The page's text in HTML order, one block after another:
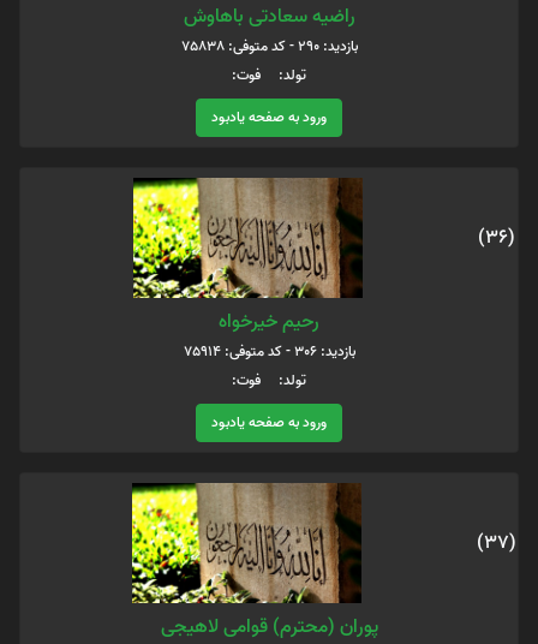
راضیه سعادتی باهاوش
بازدید: 290 - کد متوفی: 75838
تولد: فوت:
ورود به صفحه یادبود
(36)
رحیم خیرخواه
بازدید: 306 - کد متوفی: 75914
تولد: فوت:
ورود به صفحه یادبود
(37)
پوران (محترم) قوامی لاهیجی